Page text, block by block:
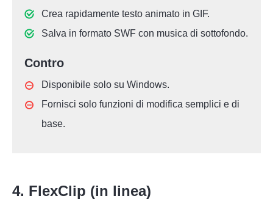
Crea rapidamente testo animato in GIF.
Salva in formato SWF con musica di sottofondo.
Contro
Disponibile solo su Windows.
Fornisci solo funzioni di modifica semplici e di
base.
4. FlexClip (in linea)